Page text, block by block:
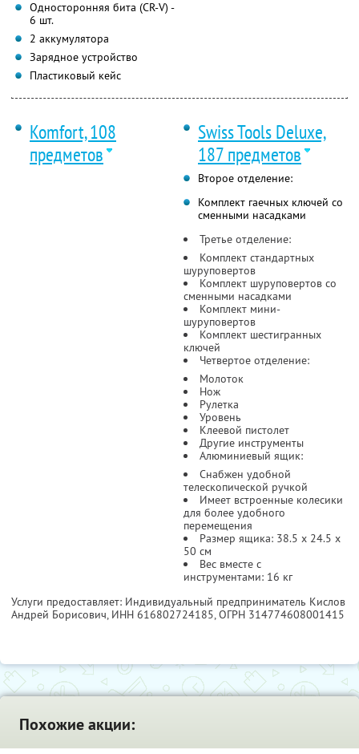
Односторонняя бита (CR-V) -
6 шт.
2 аккумулятора
Зарядное устройство
Пластиковый кейс
Komfort, 108
предметов
Swiss Tools Deluxe,
187 предметов
Второе отделение:
Комплект гаечных ключей со
сменными насадками
Третье отделение:
Комплект стандартных
шуруповертов
Комплект шуруповертов со
сменными насадками
Комплект мини-
шуруповертов
Комплект шестигранных
ключей
Четвертое отделение:
Молоток
Нож
Рулетка
Уровень
Клеевой пистолет
Другие инструменты
Алюминиевый ящик:
Снабжен удобной
телескопической ручкой
Имеет встроенные колесики
для более удобного
перемещения
Размер ящика: 38.5 x 24.5 x
50 см
Вес вместе с
инструментами: 16 кг
Услуги предоставляет: Индивидуальный предприниматель Кислов
Андрей Борисович, ИНН 616802724185, ОГРН 314774608001415
Похожие акции: